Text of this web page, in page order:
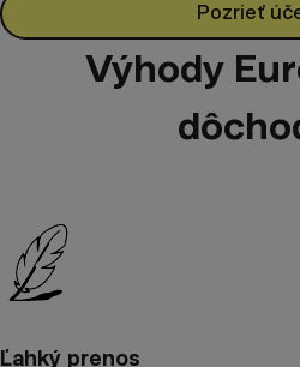
Pozrieť
Výhody
Ľahký prenos